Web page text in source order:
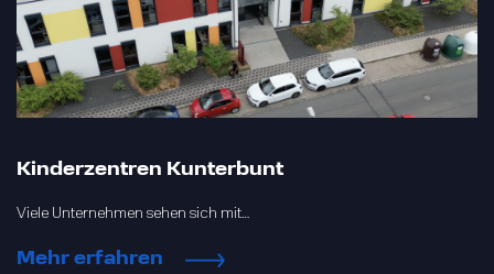
Kinderzentren Kunterbunt
Viele Unternehmen sehen sich mit…
Mehr erfahren